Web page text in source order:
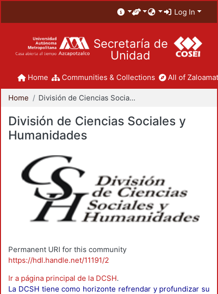
Log In
Secretaría de
Unidad
Home Communities & Collections All of
Home División de Ciencias Sociales y Humanidades
División de Ciencias Sociales y
Humanidades
Permanent URI for this community
https://hdl.handle.net/11191/2
Ir a página principal de la DCSH.
La DCSH tiene como horizonte refrendar y profundizar su